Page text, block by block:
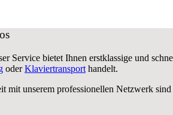
Service bietet Ihnen erstklassige und
oder Klaviertransport handelt.
mit unserem professionellen Netzwerk